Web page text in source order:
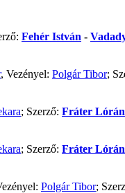
Fehér István -
, Vezényel: Polgár Tibor;
; Szerző: Fráter
; Szerző: Fráter
Polgár Tibor;